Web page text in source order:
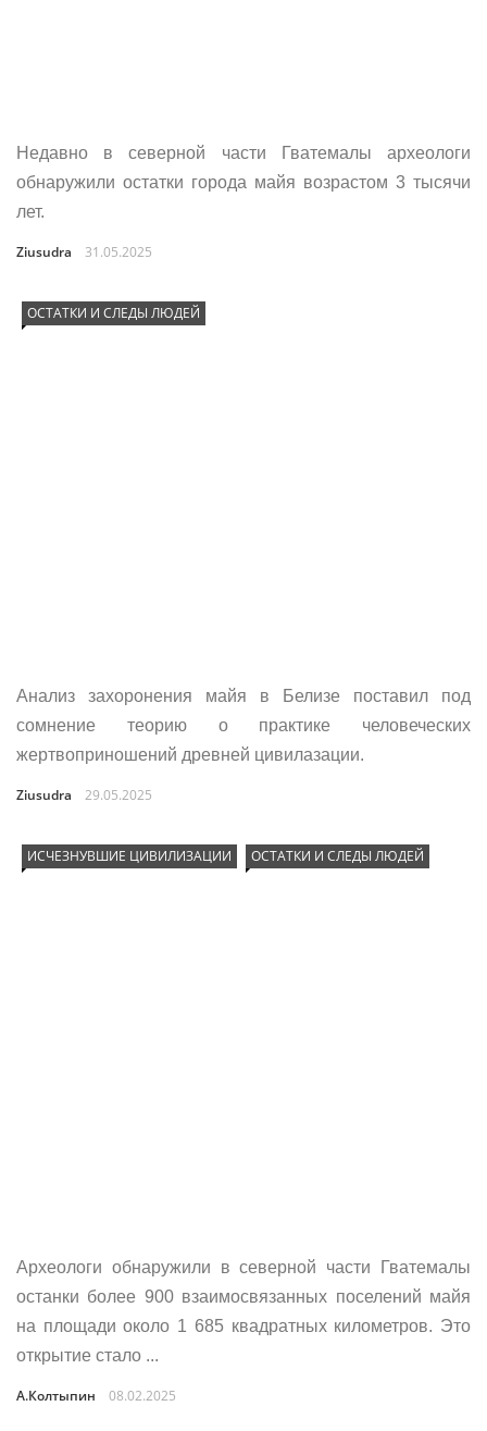
Недавно в северной части Гватемалы археологи
обнаружили остатки города майя возрастом 3 тысячи
лет.
Ziusudra 31.05.2025
ОСТАТКИ И СЛЕДЫ ЛЮДЕЙ
Анализ захоронения майя в Белизе поставил под
сомнение теорию о практике человеческих
жертвоприношений древней цивилазации.
Ziusudra 29.05.2025
ИСЧЕЗНУВШИЕ ЦИВИЛИЗАЦИИ ОСТАТКИ И СЛЕДЫ ЛЮДЕЙ
Археологи обнаружили в северной части Гватемалы
останки более 900 взаимосвязанных поселений майя
на площади около 1 685 квадратных километров. Это
открытие стало ...
А.Колтыпин 08.02.2025